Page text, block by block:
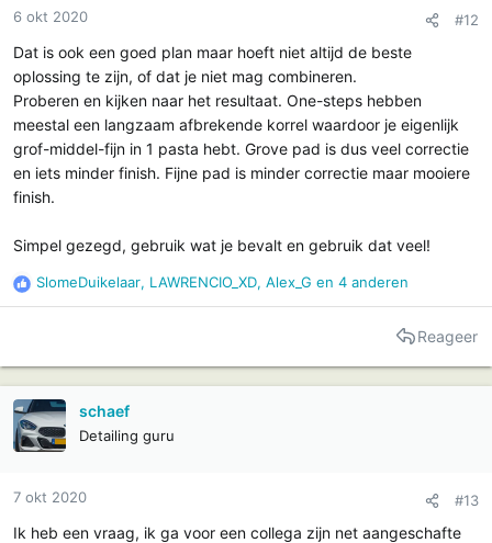
6 okt 2020 #12
Dat is ook een goed plan maar hoeft niet altijd de beste
oplossing te zijn, of dat je niet mag combineren.
Proberen en kijken naar het resultaat. One-steps hebben
meestal een langzaam afbrekende korrel waardoor je eigenlijk
grof-middel-fijn in 1 pasta hebt. Grove pad is dus veel correctie
en iets minder finish. Fijne pad is minder correctie maar mooiere
finish.
Simpel gezegd, gebruik wat je bevalt en gebruik dat veel!
R
e
i
e
s
SlomeDuikelaar, LAWRENCIO_XD, Alex_G en 4 anderen
Reageer
schaef
Detailing guru
7 okt 2020 #13
Ik heb een vraag, ik ga voor een collega zijn net aangeschafte